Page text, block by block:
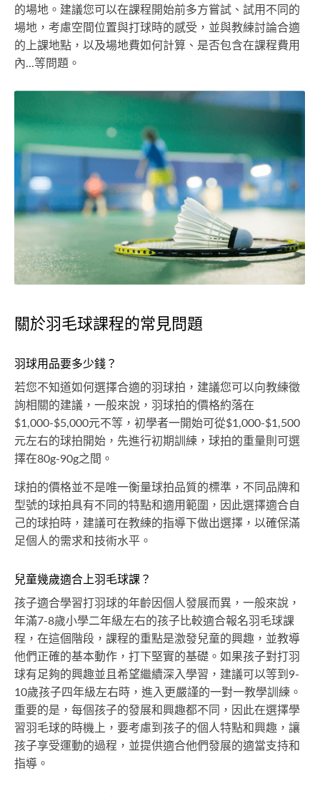
的場地。建議您可以在課程開始前多方嘗試、試用不同的
場地，考慮空間位置與打球時的感受，並與教練討論合適
的上課地點，以及場地費如何計算、是否包含在課程費用
內...等問題。
關於羽毛球課程的常見問題
羽球用品要多少錢？
若您不知道如何選擇合適的羽球拍，建議您可以向教練徵
詢相關的建議，一般來說，羽球拍的價格約落在
$1,000-$5,000元不等，初學者一開始可從$1,000-$1,500
元左右的球拍開始，先進行初期訓練，球拍的重量則可選
擇在80g-90g之間。
球拍的價格並不是唯一衡量球拍品質的標準，不同品牌和
型號的球拍具有不同的特點和適用範圍，因此選擇適合自
己的球拍時，建議可在教練的指導下做出選擇，以確保滿
足個人的需求和技術水平。
兒童幾歲適合上羽毛球課？
孩子適合學習打羽球的年齡因個人發展而異，一般來說，
年滿7-8歲小學二年級左右的孩子比較適合報名羽毛球課
程，在這個階段，課程的重點是激發兒童的興趣，並教導
他們正確的基本動作，打下堅實的基礎。如果孩子對打羽
球有足夠的興趣並且希望繼續深入學習，建議可以等到9-
10歲孩子四年級左右時，進入更嚴謹的一對一教學訓練。
重要的是，每個孩子的發展和興趣都不同，因此在選擇學
習羽毛球的時機上，要考慮到孩子的個人特點和興趣，讓
孩子享受運動的過程，並提供適合他們發展的適當支持和
指導。